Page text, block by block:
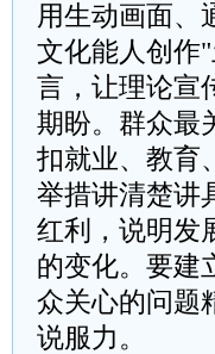
用生动画面、
文化能人创作
言，让理论宣
期盼。群众最
扣就业、教育
举措讲清楚讲
红利，说明发
的变化。要建
众关心的问题
说服力。